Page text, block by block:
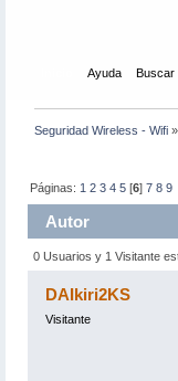
Ayuda Buscar
Seguridad Wireless - Wifi »
Páginas: 1 2 3 4 5 [6]7 8 9
Autor
0 Usuarios y 1 Visitante
DAIkiri2KS
Visitante